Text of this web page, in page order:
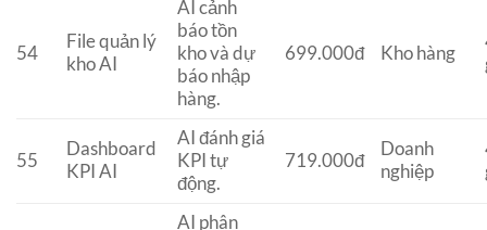
54
File quản lý
kho AI
AI cảnh
báo tồn
kho và dự
báo nhập
hàng.
699.000đ Kho hàng
55
Dashboard
KPI AI
AI đánh giá
KPI tự
động.
719.000đ
Doanh
nghiệp
AI phân